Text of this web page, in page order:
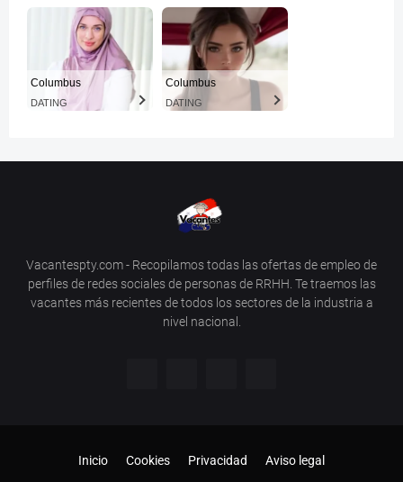
Columbus
DATING
Columbus
DATING
Vacantespty.com - Recopilamos todas las ofertas de empleo de
perfiles de redes sociales de personas de RRHH. Te traemos las
vacantes más recientes de todos los sectores de la industria a
nivel nacional.
Inicio Cookies Privacidad Aviso legal